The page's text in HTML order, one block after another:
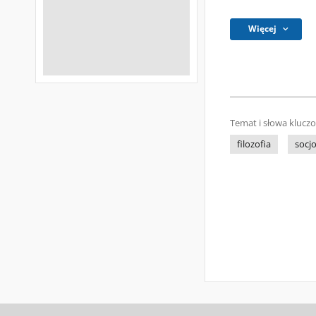
Więcej
Temat i słowa
filozofia